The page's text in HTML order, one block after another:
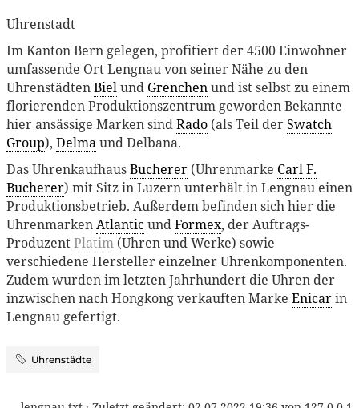
Uhrenstadt
Im Kanton Bern gelegen, profitiert der 4500 Einwohner
umfassende Ort Lengnau von seiner Nähe zu den
UhrenstädtenBielund Grenchenund ist selbst zu einem
florierenden Produktionszentrum geworden Bekannte
hier ansässige Marken sindRado (als Teil derSwatch
Group), Delmaund Delbana.
Das UhrenkaufhausBucherer (Uhrenmarke Carl F.
Bucherer) mit Sitz in Luzern unterhält in Lengnau einen
Produktionsbetrieb. Außerdem befinden sich hier die
UhrenmarkenAtlanticundFormex, der Auftrags-
ProduzentPlatim (Uhren und Werke) sowie
verschiedene Hersteller einzelner Uhrenkomponenten.
Zudem wurden im letzten Jahrhundert die Uhren der
inzwischen nach Hongkong verkauften Marke Enicarin
Lengnau gefertigt.
Uhrenstädte